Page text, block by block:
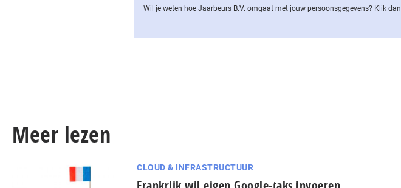
Wil je weten hoe Jaarbeurs B.V. omgaat met jouw per­soons­ge­ge­vens? Klik dan
Meer lezen
CLOUD & INFRASTRUCTUUR